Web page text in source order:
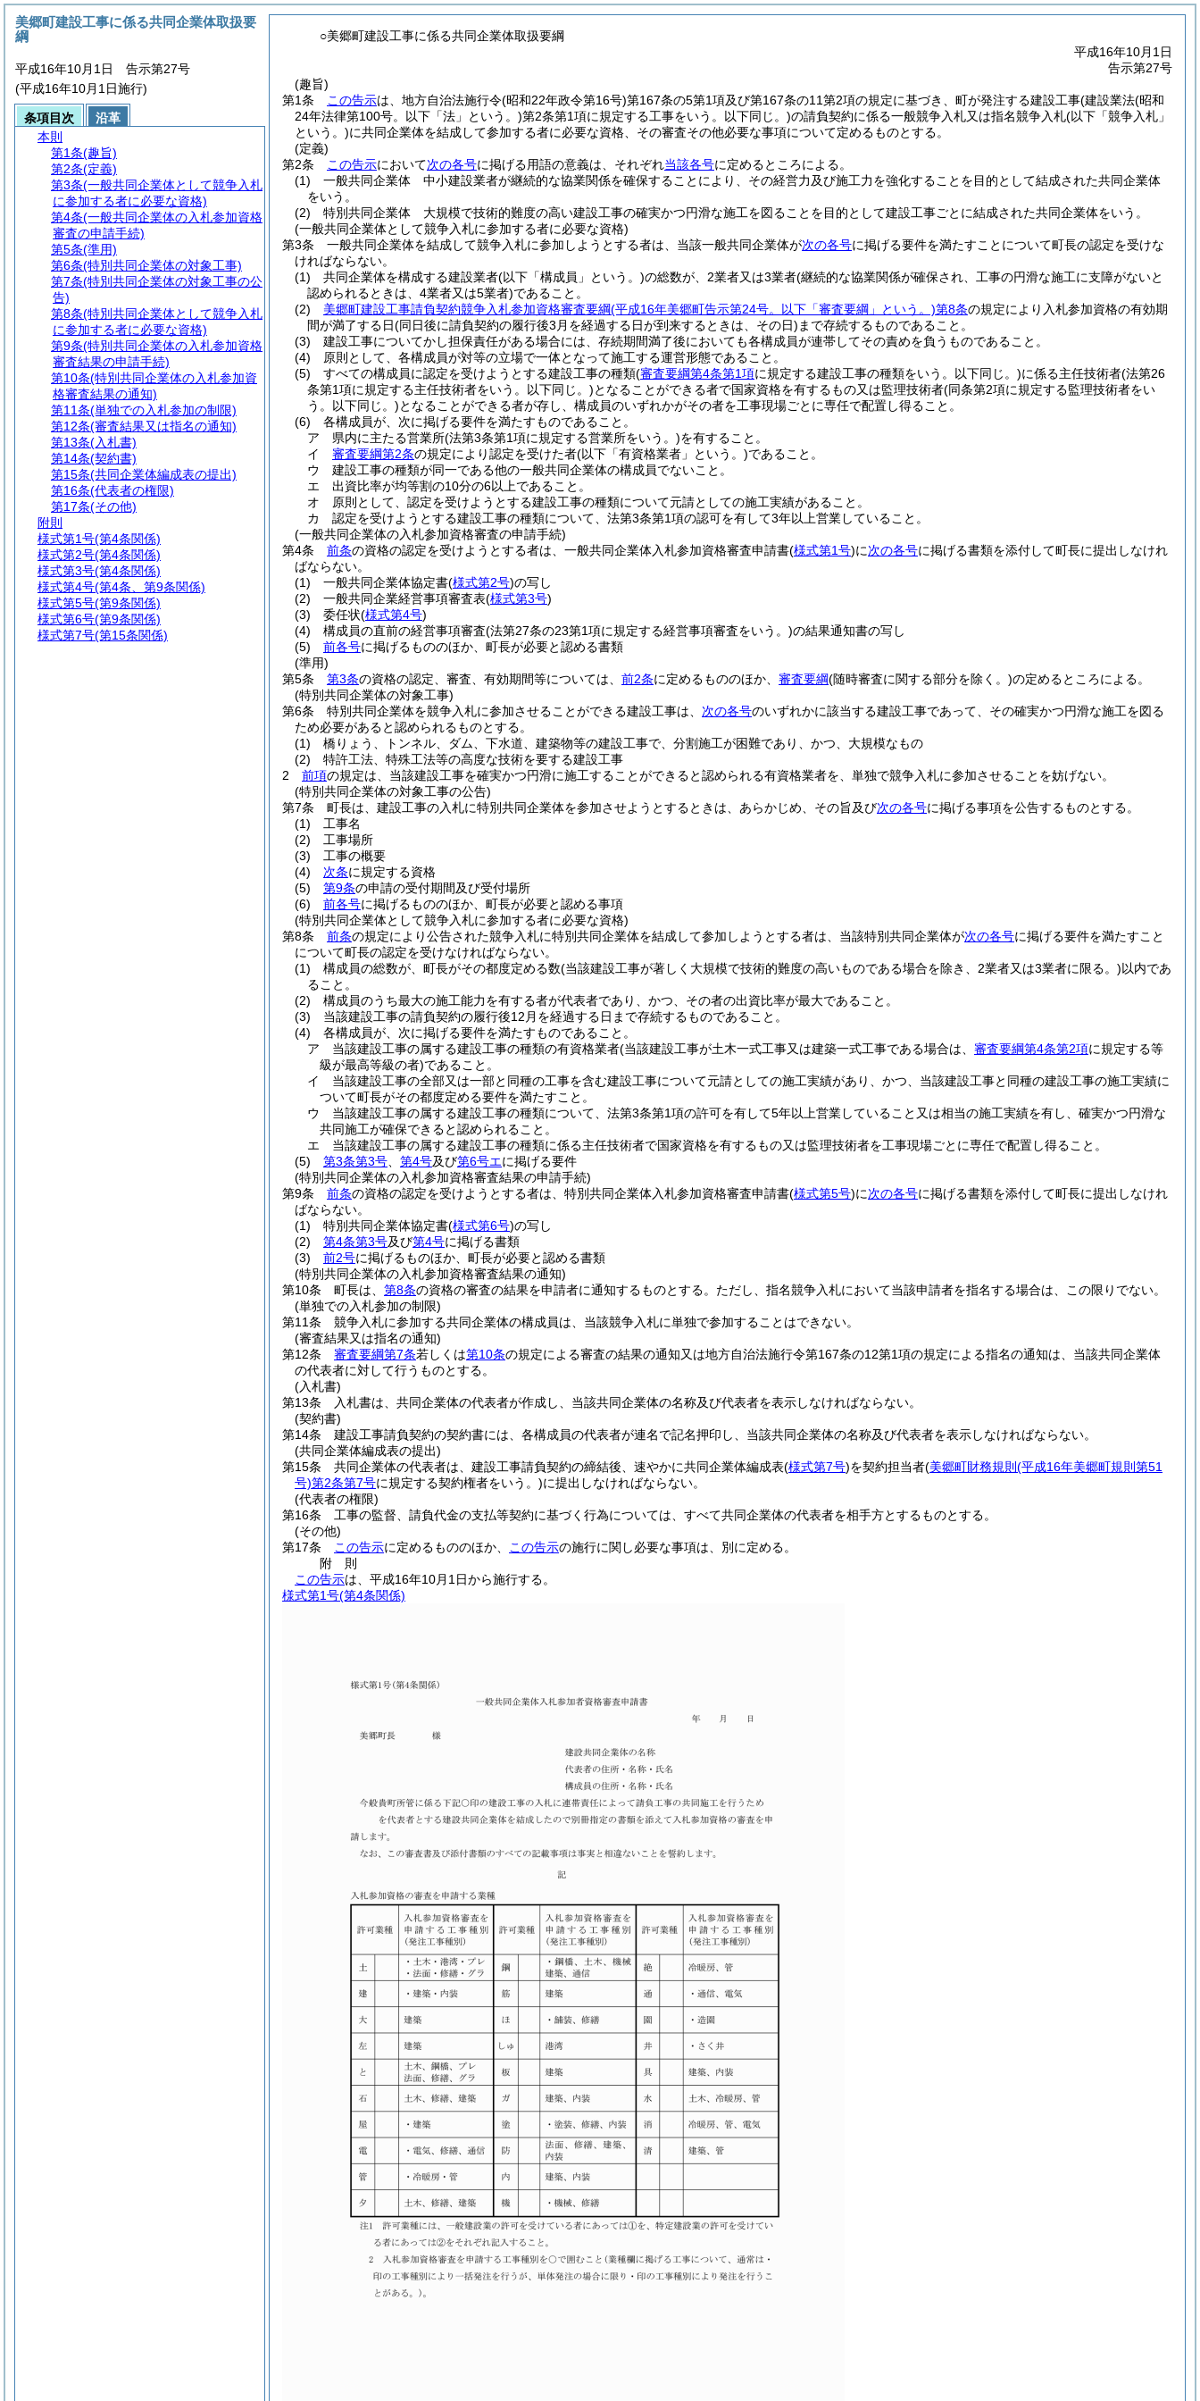
○美郷町建設工事に係る共同企業体取扱要綱
平成16年10月1日
告示第27号
(趣旨)
第1条
この告示は、地方自治法施行令(昭和22年政令第16号)第167条の5第1項及び第167条の11第2項の規定に基づき、町が発注する建設工事(建設業法(昭和
24年法律第100号。以下「法」という。)第2条第1項に規定する工事をいう。以下同じ。)の請負契約に係る一般競争入札又は指名競争入札(以下「競争入札」
という。)に共同企業体を結成して参加する者に必要な資格、その審査その他必要な事項について定めるものとする。
(定義)
第2条
この告示において次の各号に掲げる用語の意義は、それぞれ当該各号に定めるところによる。
(1)
一般共同企業体 中小建設業者が継続的な協業関係を確保することにより、その経営力及び施工力を強化することを目的として結成された共同企業体
をいう。
(2)
特別共同企業体 大規模で技術的難度の高い建設工事の確実かつ円滑な施工を図ることを目的として建設工事ごとに結成された共同企業体をいう。
(一般共同企業体として競争入札に参加する者に必要な資格)
第3条
一般共同企業体を結成して競争入札に参加しようとする者は、当該一般共同企業体が次の各号に掲げる要件を満たすことについて町長の認定を受けな
ければならない。
(1)
共同企業体を構成する建設業者(以下「構成員」という。)の総数が、2業者又は3業者(継続的な協業関係が確保され、工事の円滑な施工に支障がないと
認められるときは、4業者又は5業者)であること。
(2)
美郷町建設工事請負契約競争入札参加資格審査要綱(平成16年美郷町告示第24号。以下「審査要綱」という。)第8条の規定により入札参加資格の有効期
間が満了する日(同日後に請負契約の履行後3月を経過する日が到来するときは、その日) まで存続するものであること。
(3)
建設工事についてかし担保責任がある場合には、存続期間満了後においても各構成員が連帯してその責めを負うものであること。
(4)
原則として、各構成員が対等の立場で一体となって施工する運営形態であること。
(5)
すべての構成員に認定を受けようとする建設工事の種類(審査要綱第4条第1項に規定する建設工事の種類をいう。以下同じ。)に係る主任技術者(法第26
条第1項に規定する主任技術者をいう。以下同じ。)となることができる者で国家資格を有するもの又は監理技術者(同条第2項に規定する監理技術者をい
う。以下同じ。)となることができる者が存し、構成員のいずれかがその者を工事現場ごとに専任で配置し得ること。
(6)
各構成員が、次に掲げる要件を満たすものであること。
ア
県内に主たる営業所(法第3条第1項に規定する営業所をいう。)を有すること。
イ
審査要綱第2条の規定により認定を受けた者(以下「有資格業者」という。)であること。
ウ
建設工事の種類が同一である他の一般共同企業体の構成員でないこと。
エ
出資比率が均等割の10分の6以上であること。
オ
原則として、認定を受けようとする建設工事の種類について元請としての施工実績があること。
カ
認定を受けようとする建設工事の種類について、法第3条第1項の認可を有して3年以上営業していること。
(一般共同企業体の入札参加資格審査の申請手続)
第4条
前条の資格の認定を受けようとする者は、一般共同企業体入札参加資格審査申請書(様式第1号)に次の各号に掲げる書類を添付して町長に提出しなけれ
ばならない。
(1)
一般共同企業体協定書(様式第2号)の写し
(2)
一般共同企業経営事項審査表(様式第3号)
(3)
委任状(様式第4号)
(4)
構成員の直前の経営事項審査(法第27条の23第1項に規定する経営事項審査をいう。)の結果通知書の写し
(5)
前各号に掲げるもののほか、町長が必要と認める書類
(準用)
第5条
第3条の資格の認定、審査、有効期間等については、 前2条に定めるもののほか、 審査要綱(随時審査に関する部分を除く。)の定めるところによる。
(特別共同企業体の対象工事)
第6条
特別共同企業体を競争入札に参加させることができる建設工事は、 次の各号のいずれかに該当する建設工事であって、その確実かつ円滑な施工を図る
ため必要があると認められるものとする。
(1)
橋りょう、トンネル、ダム、下水道、建築物等の建設工事で、分割施工が困難であり、かつ、大規模なもの
(2)
特許工法、特殊工法等の高度な技術を要する建設工事
2
前項の規定は、当該建設工事を確実かつ円滑に施工することができると認められる有資格業者を、単独で競争入札に参加させることを妨げない。
(特別共同企業体の対象工事の公告)
第7条
町長は、建設工事の入札に特別共同企業体を参加させようとするときは、あらかじめ、その旨及び次の各号に掲げる事項を公告するものとする。
(1)
工事名
(2)
工事場所
(3)
工事の概要
(4)
次条に規定する資格
(5)
第9条の申請の受付期間及び受付場所
(6)
前各号に掲げるもののほか、町長が必要と認める事項
(特別共同企業体として競争入札に参加する者に必要な資格)
第8条
前条の規定により公告された競争入札に特別共同企業体を結成して参加しようとする者は、当該特別共同企業体が次の各号に掲げる要件を満たすこと
について町長の認定を受けなければならない。
(1)
構成員の総数が、町長がその都度定める数(当該建設工事が著しく大規模で技術的難度の高いものである場合を除き、2業者又は3業者に限る。)以内であ
ること。
(2)
構成員のうち最大の施工能力を有する者が代表者であり、かつ、その者の出資比率が最大であること。
(3)
当該建設工事の請負契約の履行後12月を経過する日まで存続するものであること。
(4)
各構成員が、次に掲げる要件を満たすものであること。
ア
当該建設工事の属する建設工事の種類の有資格業者(当該建設工事が土木一式工事又は建築一式工事である場合は、 審査要綱第4条第2項に規定する等
級が最高等級の者)であること。
イ
当該建設工事の全部又は一部と同種の工事を含む建設工事について元請としての施工実績があり、かつ、当該建設工事と同種の建設工事の施工実績に
ついて町長がその都度定める要件を満たすこと。
ウ
当該建設工事の属する建設工事の種類について、法第3条第1項の許可を有して5年以上営業していること又は相当の施工実績を有し、確実かつ円滑な
共同施工が確保できると認められること。
エ
当該建設工事の属する建設工事の種類に係る主任技術者で国家資格を有するもの又は監理技術者を工事現場ごとに専任で配置し得ること。
(5)
第3条第3号 第4号及び第6号エに掲げる要件
(特別共同企業体の入札参加資格審査結果の申請手続)
第9条
前条の資格の認定を受けようとする者は、特別共同企業体入札参加資格審査申請書(様式第5号)に次の各号に掲げる書類を添付して町長に提出しなけれ
ばならない。
(1)
特別共同企業体協定書(様式第6号)の写し
(2)
第4条第3号及び第4号に掲げる書類
(3)
前2号に掲げるものほか、町長が必要と認める書類
(特別共同企業体の入札参加資格審査結果の通知)
第10条
町長は、 第8条の資格の審査の結果を申請者に通知するものとする。 ただし、指名競争入札において当該申請者を指名する場合は、この限りでない。
(単独での入札参加の制限)
第11条
競争入札に参加する共同企業体の構成員は、当該競争入札に単独で参加することはできない。
(審査結果又は指名の通知)
第12条
審査要綱第7条若しくは第10条の規定による審査の結果の通知又は地方自治法施行令第167条の12第1項の規定による指名の通知は、当該共同企業体
の代表者に対して行うものとする。
(入札書)
第13条
入札書は、共同企業体の代表者が作成し、当該共同企業体の名称及び代表者を表示しなければならない。
(契約書)
第14条
建設工事請負契約の契約書には、各構成員の代表者が連名で記名押印し、当該共同企業体の名称及び代表者を表示しなければならない。
(共同企業体編成表の提出)
第15条
共同企業体の代表者は、建設工事請負契約の締結後、速やかに共同企業体編成表(様式第7号)を契約担当者(美郷町財務規則 (平成16年美郷町規則第51
号)第2条第7号に規定する契約権者をいう。)に提出しなければならない。
(代表者の権限)
第16条
工事の監督、請負代金の支払等契約に基づく行為については、すべて共同企業体の代表者を相手方とするものとする。
(その他)
第17条
この告示に定めるもののほか、 この告示の施行に関し必要な事項は、別に定める。
附 則
この告示は、平成16年10月1日から施行する。
様式第1号(第4条関係)
美郷町建設工事に係る共同企業体取扱要
綱
平成16年10月1日 告示第27号
(平成16年10月1日施行)
条項目次
沿革
本則
第1条(趣旨)
第2条(定義)
第3条(一般共同企業体として競争入札
に参加する者に必要な資格)
第4条(一般共同企業体の入札参加資格
審査の申請手続)
第5条(準用)
第6条(特別共同企業体の対象工事)
第7条(特別共同企業体の対象工事の公
告)
第8条(特別共同企業体として競争入札
に参加する者に必要な資格)
第9条(特別共同企業体の入札参加資格
審査結果の申請手続)
第10条(特別共同企業体の入札参加資
格審査結果の通知)
第11条(単独での入札参加の制限)
第12条(審査結果又は指名の通知)
第13条(入札書)
第14条(契約書)
第15条(共同企業体編成表の提出)
第16条(代表者の権限)
第17条(その他)
附則
様式第1号(第4条関係)
様式第2号(第4条関係)
様式第3号(第4条関係)
様式第4号(第4条、第9条関係)
様式第5号(第9条関係)
様式第6号(第9条関係)
様式第7号(第15条関係)